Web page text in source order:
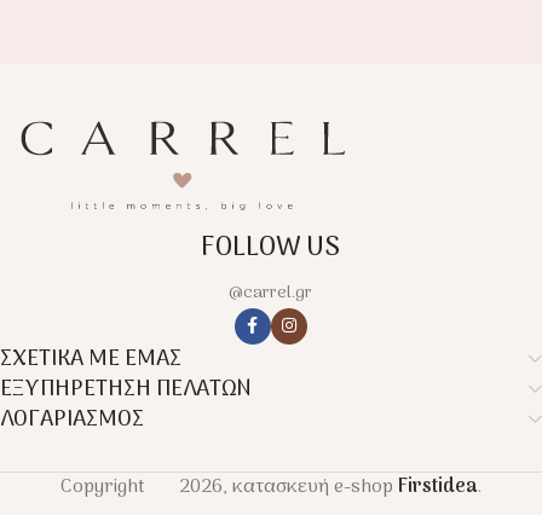
FOLLOW US
@carrel.gr
ΣΧΕΤΙΚΑ ΜΕ ΕΜΑΣ
ΕΞΥΠΗΡΕΤΗΣΗ ΠΕΛΑΤΩΝ
ΛΟΓΑΡΙΑΣΜΟΣ
Copyright 2026, κατασκευή e-shopFirstidea.